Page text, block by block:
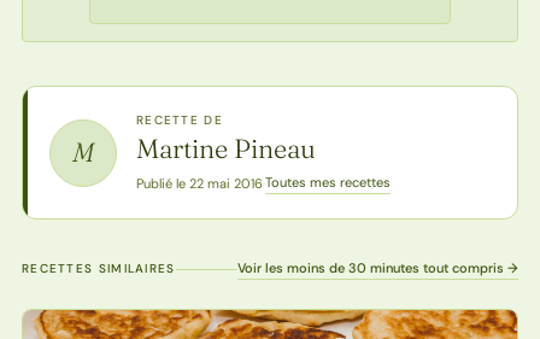
M
RECETTE DE
Martine Pineau
Publié le 22 mai 2016·Toutes mes recettes
RECETTES SIMILAIRES Voir les moins de 30 minutes tout compris →